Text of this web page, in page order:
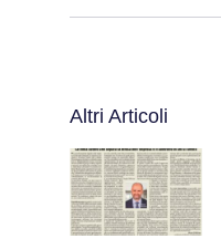
Altri Articoli